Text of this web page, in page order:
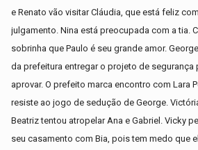
e Renato vão visitar Cláudia, que está feliz
julgamento. Nina está preocupada com a tia.
sobrinha que Paulo é seu grande amor.
da prefeitura entregar o projeto de segurança
aprovar. O prefeito marca encontro com Lara
resiste ao jogo de sedução de George.
Beatriz tentou atropelar Ana e Gabriel. Vicky
seu casamento com Bia, pois tem medo que